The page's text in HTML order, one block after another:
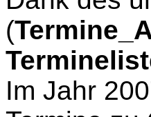
(
Im Jahr